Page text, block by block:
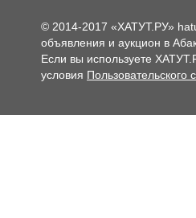
© 2014-2017 «ХАТУТ.РУ»
объявления и аукцион в
Если вы используете
условия Пользовательского